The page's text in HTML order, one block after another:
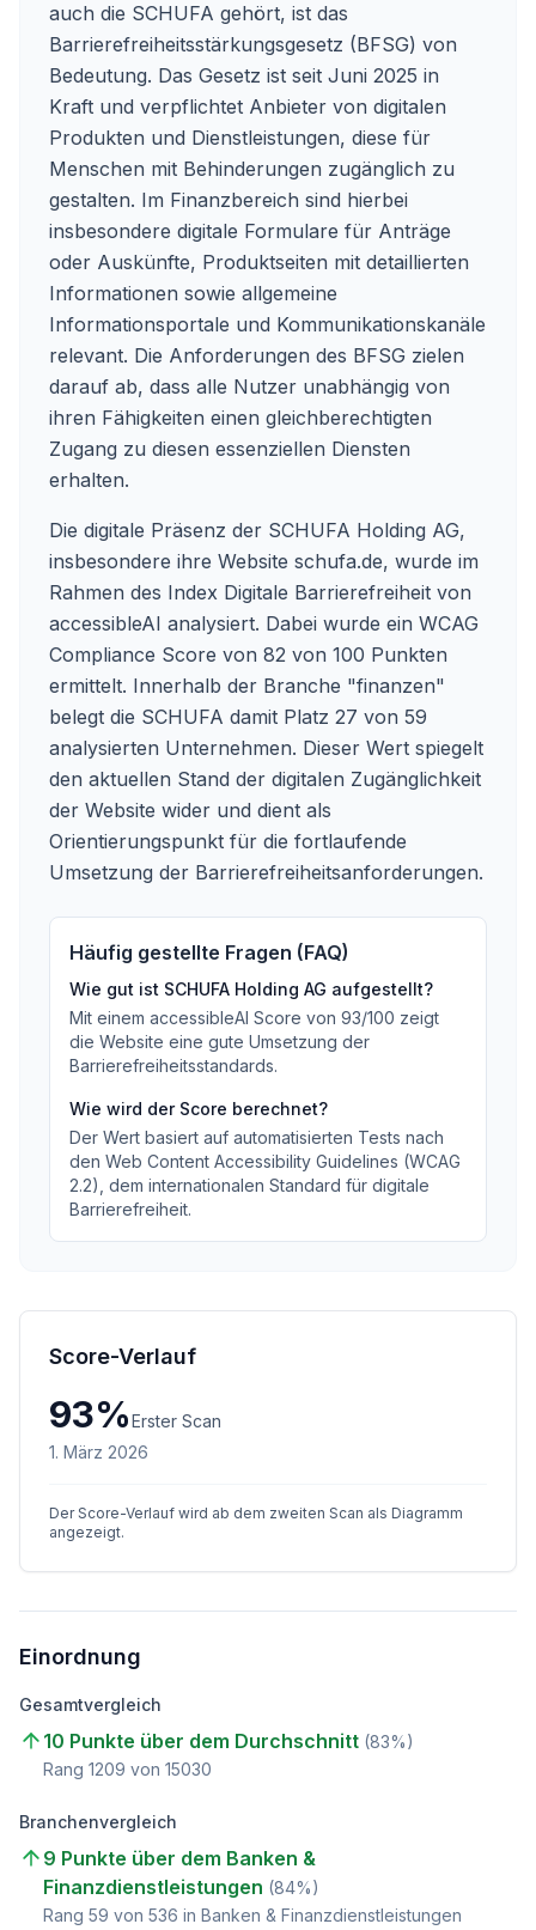
auch die SCHUFA gehört, ist das
Barrierefreiheitsstärkungsgesetz (BFSG) von
Bedeutung. Das Gesetz ist seit Juni 2025 in
Kraft und verpflichtet Anbieter von digitalen
Produkten und Dienstleistungen, diese für
Menschen mit Behinderungen zugänglich zu
gestalten. Im Finanzbereich sind hierbei
insbesondere digitale Formulare für Anträge
oder Auskünfte, Produktseiten mit detaillierten
Informationen sowie allgemeine
Informationsportale und Kommunikationskanäle
relevant. Die Anforderungen des BFSG zielen
darauf ab, dass alle Nutzer unabhängig von
ihren Fähigkeiten einen gleichberechtigten
Zugang zu diesen essenziellen Diensten
erhalten.
Die digitale Präsenz der SCHUFA Holding AG,
insbesondere ihre Website schufa.de, wurde im
Rahmen des Index Digitale Barrierefreiheit von
accessibleAI analysiert. Dabei wurde ein WCAG
Compliance Score von 82 von 100 Punkten
ermittelt. Innerhalb der Branche "finanzen"
belegt die SCHUFA damit Platz 27 von 59
analysierten Unternehmen. Dieser Wert spiegelt
den aktuellen Stand der digitalen Zugänglichkeit
der Website wider und dient als
Orientierungspunkt für die fortlaufende
Umsetzung der Barrierefreiheitsanforderungen.
Häufig gestellte Fragen (FAQ)
Wie gut ist SCHUFA Holding AG aufgestellt?
Mit einem accessibleAI Score von 93/100 zeigt
die Website eine gute Umsetzung der
Barrierefreiheitsstandards.
Wie wird der Score berechnet?
Der Wert basiert auf automatisierten Tests nach
den Web Content Accessibility Guidelines (WCAG
2.2), dem internationalen Standard für digitale
Barrierefreiheit.
Score-Verlauf
93%Erster Scan
1. März 2026
Der Score-Verlauf wird ab dem zweiten Scan als Diagramm
angezeigt.
Einordnung
Gesamtvergleich
10 Punkte über dem Durchschnitt (83%)
Rang 1209 von 15030
Branchenvergleich
9 Punkte über dem Banken &
Finanzdienstleistungen (84%)
Rang 59 von 536 in Banken & Finanzdienstleistungen